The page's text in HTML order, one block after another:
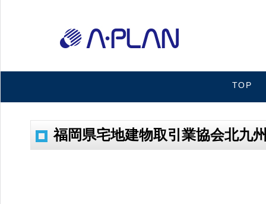
TOP
福岡県宅地建物取引業協会北九